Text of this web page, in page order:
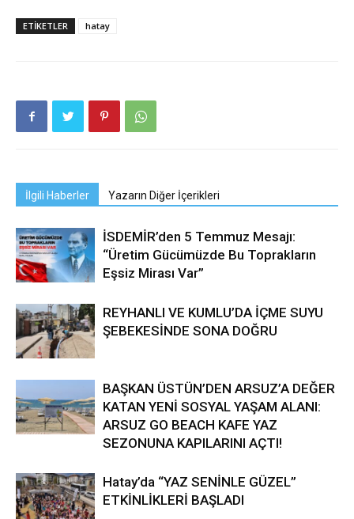
ETIKETLER hatay
İlgili Haberler Yazarın Diğer İçerikleri
İSDEMİR’den 5 Temmuz Mesajı:
“Üretim Gücümüzde Bu Toprakların
Eşsiz Mirası Var”
REYHANLI VE KUMLU’DA İÇME SUYU
ŞEBEKESİNDE SONA DOĞRU
BAŞKAN ÜSTÜN’DEN ARSUZ’A DEĞER
KATAN YENİ SOSYAL YAŞAM ALANI:
ARSUZ GO BEACH KAFE YAZ
SEZONUNA KAPILARINI AÇTI!
Hatay’da “YAZ SENİNLE GÜZEL”
ETKİNLİKLERİ BAŞLADI